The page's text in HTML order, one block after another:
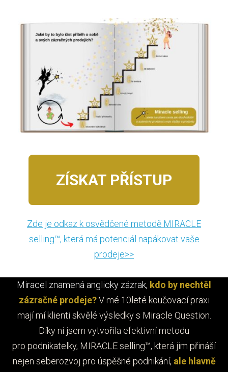
ZÍSKAT PŘÍSTUP
Zde je odkaz k osvědčené metodě MIRACLE
selling™, která má potenciál napákovat vaše
prodeje>>
Miracel znamená anglicky zázrak, kdo by nechtěl
zázračné prodeje?V mé 10leté koučovací praxi
mají mí klienti skvělé výsledky s Miracle Question.
Díky ní jsem vytvořila efektivní metodu
pro podnikatelky, MIRACLE selling™, která jim přináší
nejen seberozvoj pro úspěšné podnikání, ale hlavně